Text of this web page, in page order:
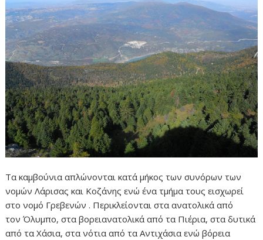
Τα καμβούνια απλώνονται κατά μήκος των συνόρων των
νομών Λάρισας και Κοζάνης ενώ ένα τμήμα τους εισχωρεί
στο νομό Γρεβενών . Περικλείονται στα ανατολικά από
τον Όλυμπο, στα βορειανατολικά από τα Πιέρια, στα δυτικά
από τα Χάσια, στα νότια από τα Αντιχάσια ενώ βόρεια